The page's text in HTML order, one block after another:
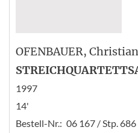
OFENBAUER, Christian
1997
14'
Bestell-Nr.: 06 167 / Stp. 686